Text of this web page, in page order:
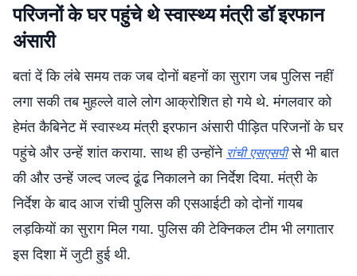
परिजनों के घर पहुंचे थे स्वास्थ्य मंत्री डॉ इरफान
अंसारी
बतां दें कि लंबे समय तक जब दोनों बहनों का सुराग जब पुलिस नहीं
लगा सकी तब मुहल्ले वाले लोग आक्रोशित हो गये थे. मंगलवार को
हेमंत कैबिनेट में स्वास्थ्य मंत्री इरफान अंसारी पीड़ित परिजनों के घर
पहुंचे और उन्हें शांत कराया. साथ ही उन्होंने रांची एसएसपीसे भी बात
की और उन्हें जल्द जल्द ढूंढ निकालने का निर्देश दिया. मंत्री के
निर्देश के बाद आज रांची पुलिस की एसआईटी को दोनों गायब
लड़कियों का सुराग मिल गया. पुलिस की टेक्निकल टीम भी लगातार
इस दिशा में जुटी हुई थी.